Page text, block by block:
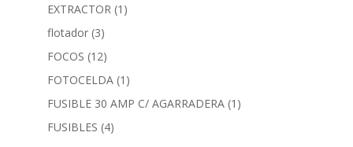
EXTRACTOR (1)
flotador (3)
FOCOS (12)
FOTOCELDA (1)
FUSIBLE 30 AMP C/ AGARRADERA (1)
FUSIBLES (4)